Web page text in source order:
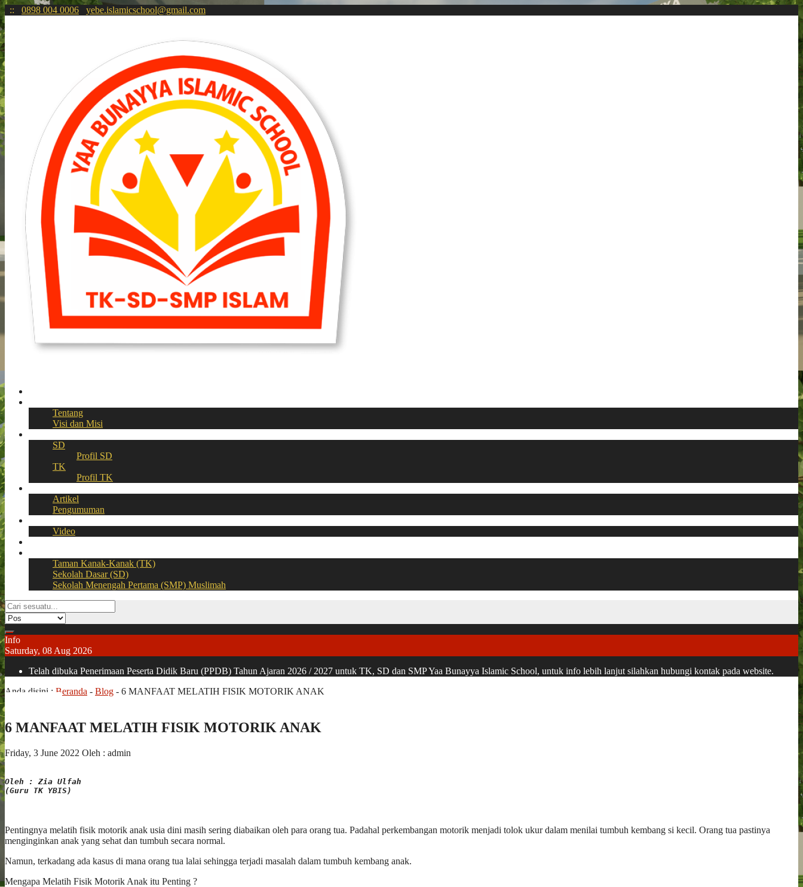
:: 0898 004 0006 yebe.islamicschool@gmail.com
Tentang
Visi dan Misi
SD
Profil SD
TK
Profil TK
Artikel
Pengumuman
Video
Taman Kanak-Kanak (TK)
Sekolah Dasar (SD)
Sekolah Menengah Pertama (SMP) Muslimah
Info
Saturday, 08 Aug 2026
Telah dibuka Penerimaan Peserta Didik Baru (PPDB) Tahun Ajaran 2026 / 2027 untuk TK, SD dan SMP Yaa Bunayya Islamic School, untuk info lebih lanjut silahkan hubungi kontak pada website.
Anda disini : Beranda - Blog - 6 MANFAAT MELATIH FISIK MOTORIK ANAK
6 MANFAAT MELATIH FISIK MOTORIK ANAK
Friday, 3 June 2022 Oleh : admin
Oleh : Zia Ulfah
(Guru TK YBIS)
Pentingnya melatih fisik motorik anak usia dini masih sering diabaikan oleh para orang tua. Padahal perkembangan motorik menjadi tolok ukur dalam menilai tumbuh kembang si kecil. Orang tua pastinya
menginginkan anak yang sehat dan tumbuh secara normal.
Namun, terkadang ada kasus di mana orang tua lalai sehingga terjadi masalah dalam tumbuh kembang anak.
Mengapa Melatih Fisik Motorik Anak itu Penting ?